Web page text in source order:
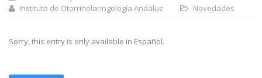
Instituto de Otorrinolaringología Andaluz
Novedades
Sorry, this entry is only available in Español.